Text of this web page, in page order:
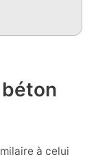
à celui